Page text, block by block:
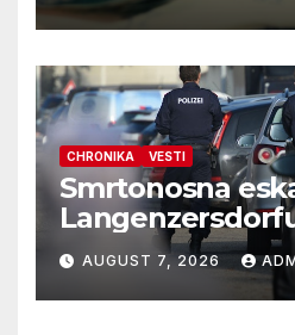
CHRONIKA VESTI
Smrtonosna
onlajn flerta
AUGUST 7, 2026